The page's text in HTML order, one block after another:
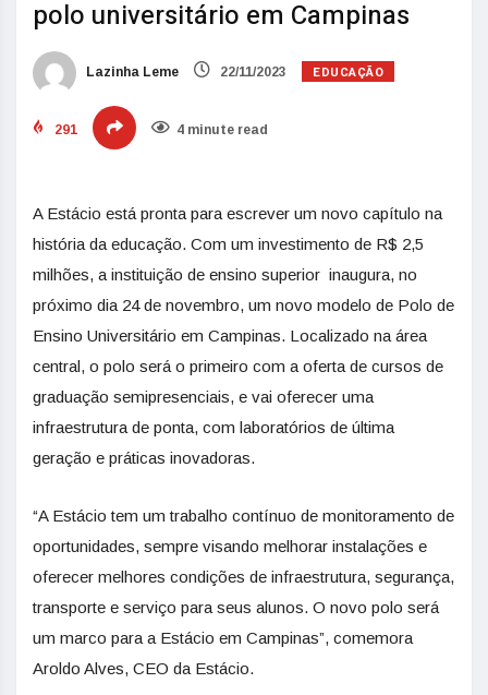
polo universitário em Campinas
Lazinha Leme 22/11/2023 EDUCAÇÃO
291 4 minute read
A Estácio está pronta para escrever um novo capítulo na
história da educação. Com um investimento de R$ 2,5
milhões, a instituição de ensino superior inaugura, no
próximo dia 24 de novembro, um novo modelo de Polo de
Ensino Universitário em Campinas. Localizado na área
central, o polo será o primeiro com a oferta de cursos de
graduação semipresenciais, e vai oferecer uma
infraestrutura de ponta, com laboratórios de última
geração e práticas inovadoras.
“A Estácio tem um trabalho contínuo de monitoramento de
oportunidades, sempre visando melhorar instalações e
oferecer melhores condições de infraestrutura, segurança,
transporte e serviço para seus alunos. O novo polo será
um marco para a Estácio em Campinas”, comemora
Aroldo Alves, CEO da Estácio.